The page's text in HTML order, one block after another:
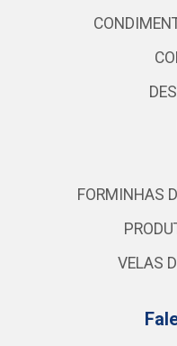
FORMINHAS
VELAS